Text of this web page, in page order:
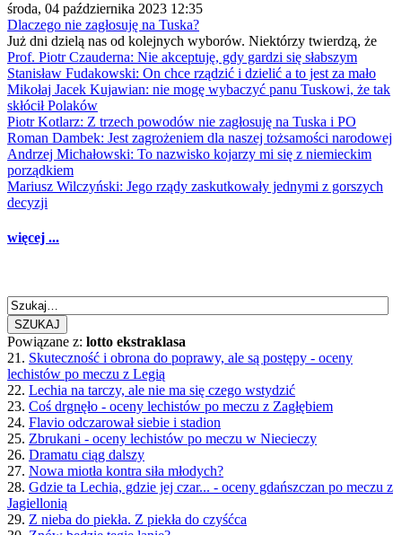
środa, 04 października 2023 12:35
Dlaczego nie zagłosuję na Tuska?
Już dni dzielą nas od kolejnych wyborów. Niektórzy twierdzą, że
Prof. Piotr Czauderna: Nie akceptuję, gdy gardzi się słabszym
Stanisław Fudakowski: On chce rządzić i dzielić a to jest za mało
Mikołaj Jacek Kujawian: nie mogę wybaczyć panu Tuskowi, że tak
skłócił Polaków
Piotr Kotlarz: Z trzech powodów nie zagłosuję na Tuska i PO
Roman Dambek: Jest zagrożeniem dla naszej tożsamości narodowej
Andrzej Michałowski: To nazwisko kojarzy mi się z niemieckim
porządkiem
Mariusz Wilczyński: Jego rządy zaskutkowały jednymi z gorszych
decyzji
więcej ...
SZUKAJ
Powiązane z: lotto ekstraklasa
21. Skuteczność i obrona do poprawy, ale są postępy - oceny
lechistów po meczu z Legią
22. Lechia na tarczy, ale nie ma się czego wstydzić
23. Coś drgnęło - oceny lechistów po meczu z Zagłębiem
24. Flavio odczarował siebie i stadion
25. Zbrukani - oceny lechistów po meczu w Niecieczy
26. Dramatu ciąg dalszy
27. Nowa miotła kontra siła młodych?
28. Gdzie ta Lechia, gdzie jej czar... - oceny gdańszczan po meczu z
Jagiellonią
29. Z nieba do piekła. Z piekła do czyśćca